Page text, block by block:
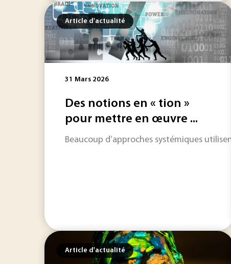
Article d'actualité
31 Mars 2026
Des notions en « tion »
pour mettre en œuvre ...
Beaucoup d’approches systémiques
Article d'actualité